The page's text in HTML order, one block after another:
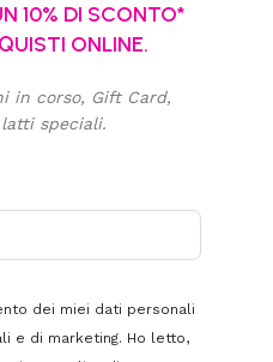
10% DI SCONTO*
ONLINE.
in corso, Gift Card,
speciali.
dei miei dati personali
e di marketing. Ho letto,